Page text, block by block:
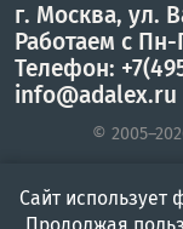
г. Москва, ул.
Работаем с Пн-
Телефон:
info@adalex.ru
©
Сайт использует